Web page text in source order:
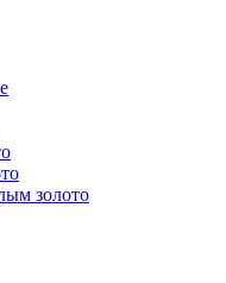
золото